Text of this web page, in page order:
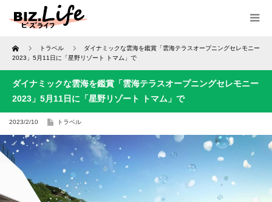
Home トラベル
ダイナミックな雲海を鑑賞「雲海テラスオープニングセレモニー
2023」5月11日に「星野リゾート トマム」で
ダイナミックな雲海を鑑賞「雲海テラスオープニングセレモニー
2023」5月11日に「星野リゾート トマム」で
2023/2/10 トラベル